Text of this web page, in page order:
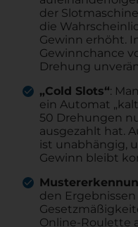
der
die
Gewinn erhöht.
Gewinnchance
Drehung
„Cold Slots“:
ein Automat
50 Drehungen
ausgezahlt hat.
ist unabhängig,
Gewinn bleibt
den
Online-Roulette